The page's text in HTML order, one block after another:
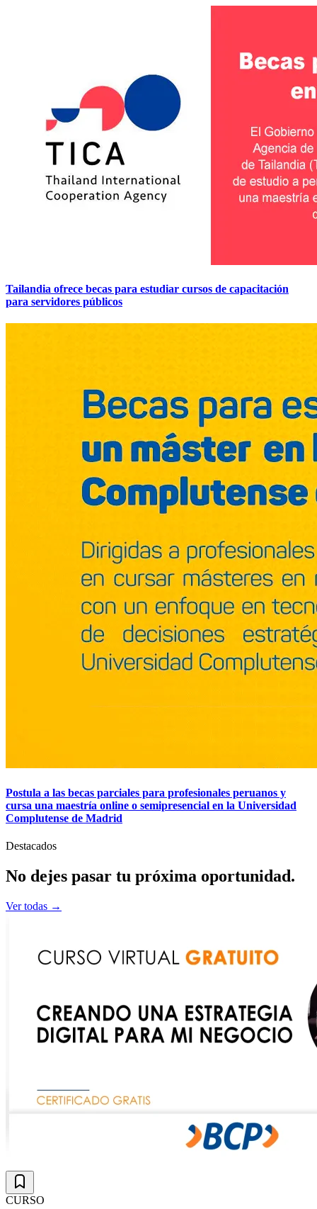
Tailandia ofrece becas para estudiar cursos de capacitación
para servidores públicos
Postula a las becas parciales para profesionales peruanos y
cursa una maestría online o semipresencial en la Universidad
Complutense de Madrid
Destacados
No dejes pasar tu próxima oportunidad.
Ver todas →
CURSO